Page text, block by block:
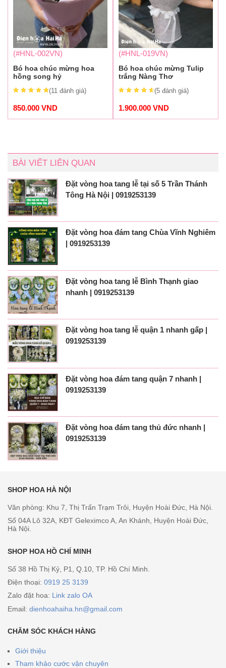
(#HNL-002VN)
Bó hoa chúc mừng hoa
hồng song hỷ
(11 đánh giá)
850.000 VND
(#HNL-019VN)
Bó hoa chúc mừng Tulip
trắng Nàng Thơ
(5 đánh giá)
1.900.000 VND
BÀI VIẾT LIÊN QUAN
Đặt vòng hoa tang lễ tại số 5 Trần Thánh
Tông Hà Nội | 0919253139
Đặt vòng hoa đám tang Chùa Vĩnh Nghiêm
| 0919253139
Đặt vòng hoa tang lễ Bình Thạnh giao
nhanh | 0919253139
Đặt vòng hoa tang lễ quận 1 nhanh gấp |
0919253139
Đặt vòng hoa đám tang quận 7 nhanh |
0919253139
Đặt vòng hoa đám tang thủ đức nhanh |
0919253139
SHOP HOA HÀ NỘI
Văn phòng: Khu 7, Thị Trấn Trạm Trôi, Huyện Hoài Đức, Hà Nội.
Số 04A Lô 32A, KĐT Geleximco A, An Khánh, Huyện Hoài Đức,
Hà Nội.
SHOP HOA HỒ CHÍ MINH
Số 38 Hồ Thị Kỷ, P1, Q.10, TP. Hồ Chí Minh.
Điện thoại: 0919 25 3139
Zalo đặt hoa: Link zalo OA
Email: dienhoahaiha.hn@gmail.com
CHĂM SÓC KHÁCH HÀNG
Giới thiệu
Tham khảo cước vận chuyên